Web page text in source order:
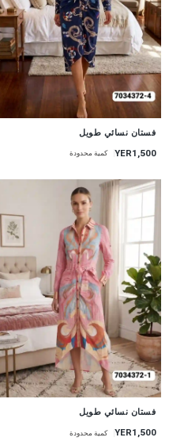
فستان نسائي طويل
YER1,500 كمية محدودة
فستان نسائي طويل
YER1,500 كمية محدودة